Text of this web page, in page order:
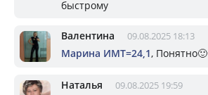
быстрому
Валентина 09.08.2025 18:13
Марина ИМТ=24,1, Понятно🙂
Наталья 09.08.2025 19:59